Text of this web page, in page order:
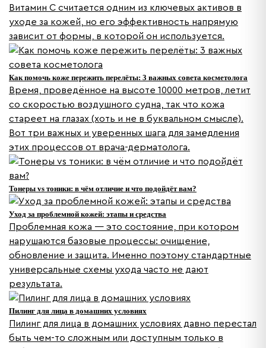
Витамин C считается одним из ключевых активов в
уходе за кожей, но его эффективность напрямую
зависит от формы, в которой он используется.
Как помочь коже пережить перелёты: 3 важных совета косметолога
Время, проведённое на высоте 10000 метров, летит
со скоростью воздушного судна, так что кожа
стареет на глазах (хоть и не в буквальном смысле).
Вот три важных и уверенных шага для замедления
этих процессов от врача-дерматолога.
Тонеры vs тоники: в чём отличие и что подойдёт вам?
Уход за проблемной кожей: этапы и средства
Проблемная кожа — это состояние, при котором
нарушаются базовые процессы: очищение,
обновление и защита. Именно поэтому стандартные
универсальные схемы ухода часто не дают
результата.
Пилинг для лица в домашних условиях
Пилинг для лица в домашних условиях давно перестал
быть чем-то сложным или доступным только в